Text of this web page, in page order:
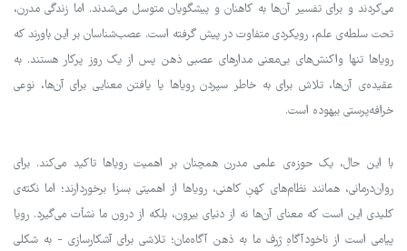
می‌کردند و برای تفسیر آن‌ها به کاهنان و پیشگویان متوسل می‌شدند. اما زندگی مدرن،
تحت سلطه‌ی علم، رویکردی متفاوت در پیش گرفته است. عصب‌شناسان بر این باورند که
رویاها تنها واکنش‌های بی‌معنی مدارهای عصبی ذهن پس از یک روز پرکار هستند. به
عقیده‌ی آن‌ها، تلاش برای به خاطر سپردن رویاها یا یافتن معنایی برای آن‌ها، نوعی
خرافه‌پرستی بیهوده است.
با این حال، یک حوزه‌ی علمی مدرن همچنان بر اهمیت رویاها تاکید می‌کند. برای
روان‌درمانی، همانند نظام‌های کهنِ کاهنی، رویاها از اهمیتی بسزا برخوردارند؛ اما نکته‌ی
کلیدی این است که معنای آن‌ها نه از دنیای بیرون، بلکه از درون ما نشأت می‌گیرد. رویا
پیامی است از ناخودآگاهِ ژرف ما به ذهن آگاه‌مان؛ تلاشی برای آشکارسازی - به شکلی